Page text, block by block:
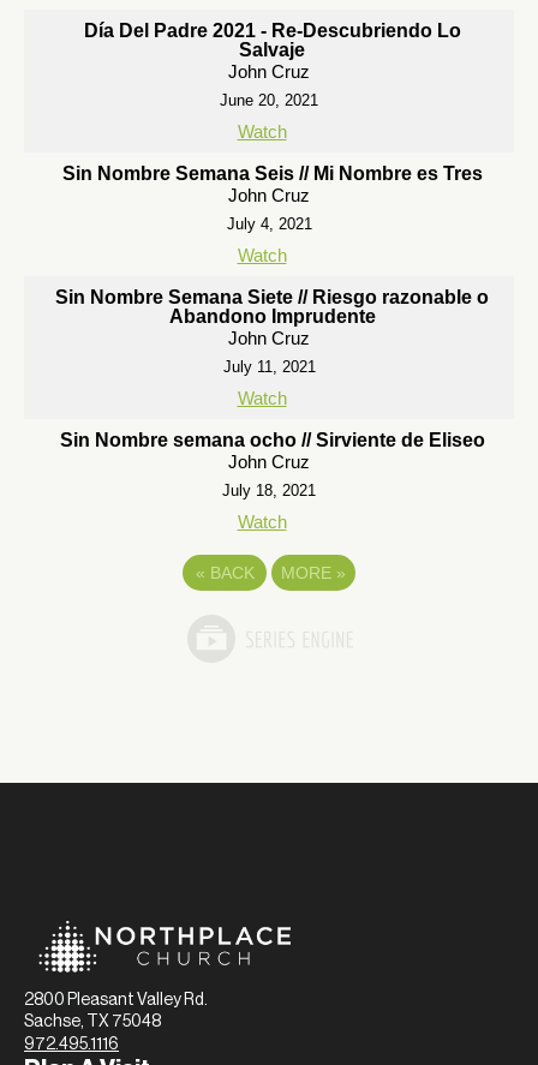
Día Del Padre 2021 - Re-Descubriendo Lo
Salvaje
John Cruz
June 20, 2021
Watch
Sin Nombre Semana Seis // Mi Nombre es Tres
John Cruz
July 4, 2021
Watch
Sin Nombre Semana Siete // Riesgo razonable o
Abandono Imprudente
John Cruz
July 11, 2021
Watch
Sin Nombre semana ocho // Sirviente de Eliseo
John Cruz
July 18, 2021
Watch
« BACK MORE »
2800 Pleasant Valley Rd.
Sachse, TX 75048
972.495.1116